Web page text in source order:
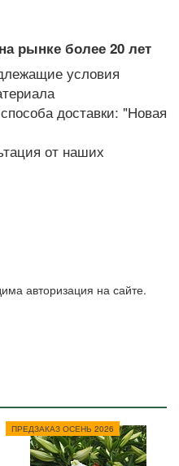
рынке более 20 лет
условия
доставки: "Новая
от наших
авторизация на сайте.
ПРЕДЗАКАЗ ОСЕНЬ 2026